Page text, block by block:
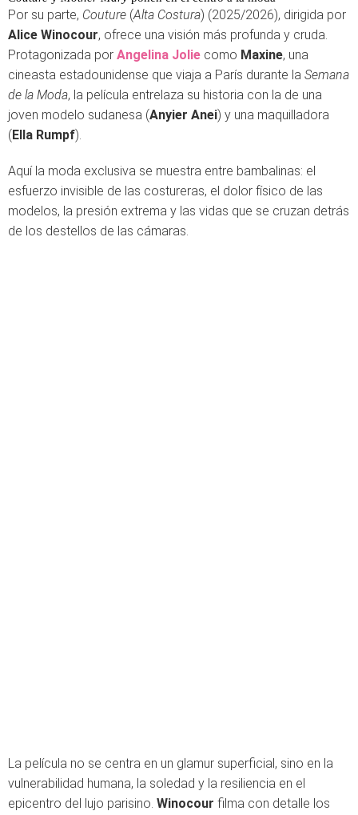
Por su parte, Couture (Alta Costura) (2025/2026), dirigida por
Alice Winocour, ofrece una visión más profunda y cruda.
Protagonizada por Angelina Jolie como Maxine, una
cineasta estadounidense que viaja a París durante la Semana
de la Moda, la película entrelaza su historia con la de una
joven modelo sudanesa (Anyier Anei) y una maquilladora
(Ella Rumpf).
Aquí la moda exclusiva se muestra entre bambalinas: el
esfuerzo invisible de las costureras, el dolor físico de las
modelos, la presión extrema y las vidas que se cruzan detrás
de los destellos de las cámaras.
La película no se centra en un glamur superficial, sino en la
vulnerabilidad humana, la soledad y la resiliencia en el
epicentro del lujo parisino. Winocour filma con detalle los